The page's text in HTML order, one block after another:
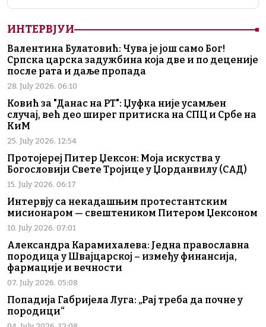
ИНТЕРВЈУИ
Валентина Булатовић: Чува је још само Бог!
Српска царска задужбина која две и по деценије
после рата и даље пропада
28. July 2026. 06:10
Ковић за "Данас на РТ": Џуфка није усамљен
случај, већ део ширег притиска на СПЦ и Србе на
КиМ
25. July 2026. 12:54
Протојереј Питер Џексон: Моја искуства у
Богословији Свете Тројице у Џорданвилу (САД)
15. July 2026. 06:17
Интервју са некадашњим протестантским
мисионаром — свештеником Питером Џексоном
10. July 2026. 07:01
Александра Карамихалева: Једна православна
породица у Швајцарској – између финансија,
фармације и вечности
07. July 2026. 05:08
Попадија Габријела Луга: „Рај треба да почне у
породици“